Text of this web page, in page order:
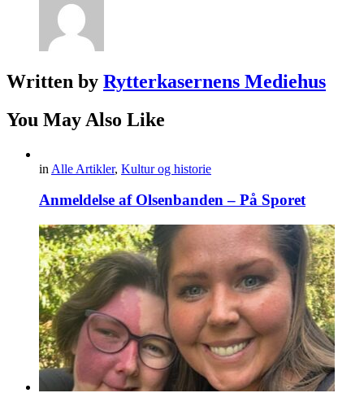
Written by Rytterkasernens Mediehus
You May Also Like
in Alle Artikler, Kultur og historie
Anmeldelse af Olsenbanden – På Sporet